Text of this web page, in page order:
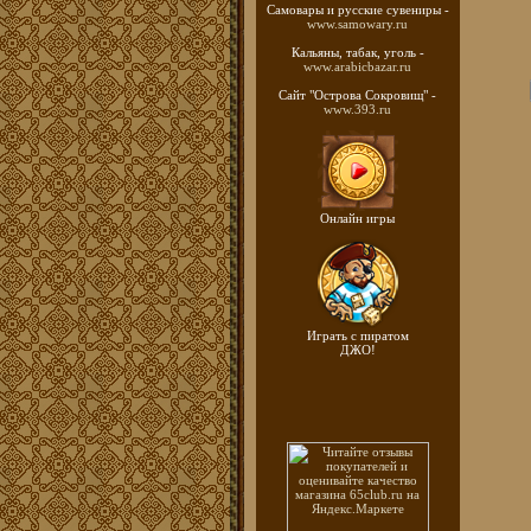
Самовары и русские сувениры -
www.samowary.ru
Кальяны, табак, уголь -
www.arabicbazar.ru
Сайт "Острова Сокровищ" -
www.393.ru
Онлайн игры
Играть с пиратом
ДЖО!